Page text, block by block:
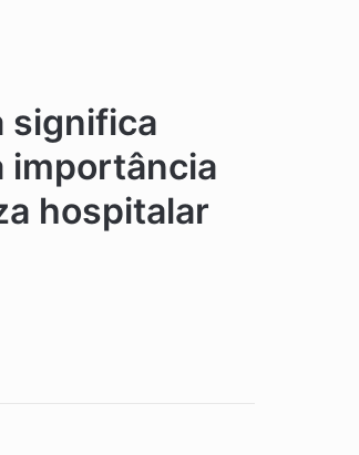
significa
importância
hospitalar